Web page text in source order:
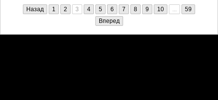
Назад 1 2 3 4 5 6 7 8 9 10 ...
59
Вперед